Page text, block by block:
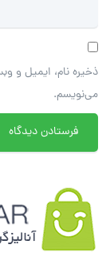
ذخیره نام، ایمیل و
می‌نویسم.